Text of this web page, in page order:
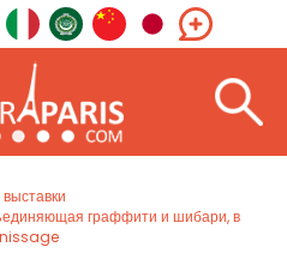
граффити и шибари, в